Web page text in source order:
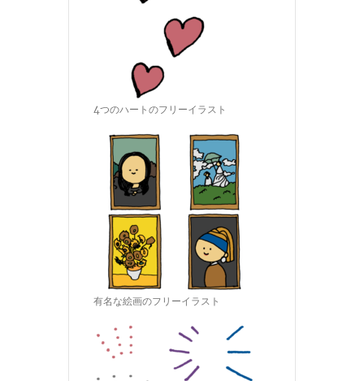
4つのハートのフリーイラスト
有名な絵画のフリーイラスト